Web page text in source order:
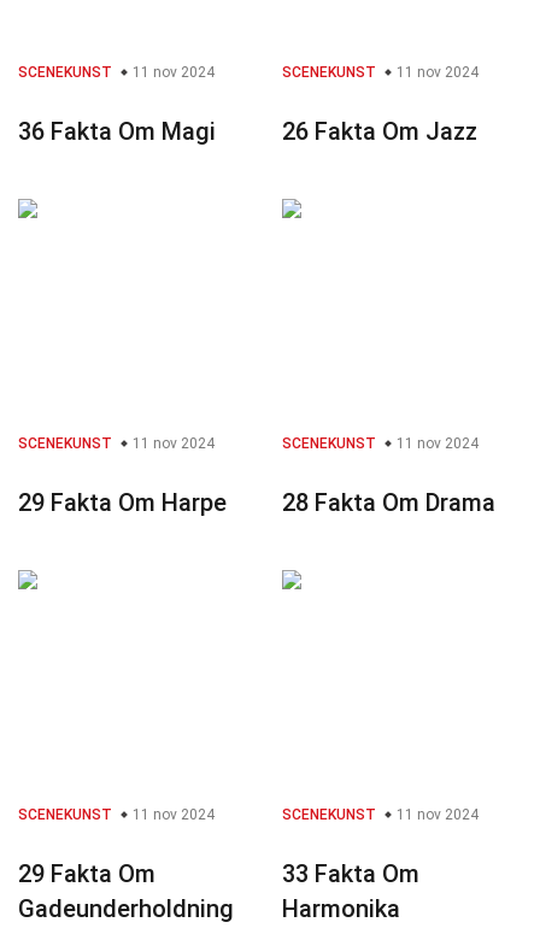
SCENEKUNST 11 nov 2024
36 Fakta Om Magi
SCENEKUNST 11 nov 2024
26 Fakta Om Jazz
SCENEKUNST 11 nov 2024
29 Fakta Om Harpe
SCENEKUNST 11 nov 2024
28 Fakta Om Drama
SCENEKUNST 11 nov 2024
29 Fakta Om
Gadeunderholdning
SCENEKUNST 11 nov 2024
33 Fakta Om
Harmonika